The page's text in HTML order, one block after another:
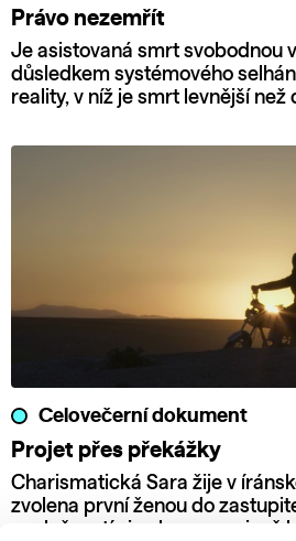
Právo nezemřít
Je asistovaná smrt svobodnou
důsledkem systémového
reality, v níž je smrt levnější než
Celovečerní dokument
Projet přes překážky
Charismatická Sara žije v
zvolena první ženou do
společností si nekompromisně